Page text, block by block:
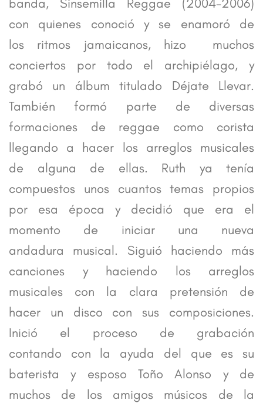
banda, Sinsemilla Reggae (2004-2006)
con quienes conoció y se enamoró de
los ritmos jamaicanos, hizo muchos
conciertos por todo el archipiélago, y
grabó un álbum titulado Déjate Llevar.
También formó parte de diversas
formaciones de reggae como corista
llegando a hacer los arreglos musicales
de alguna de ellas. Ruth ya tenía
compuestos unos cuantos temas propios
por esa época y decidió que era el
momento de iniciar una nueva
andadura musical. Siguió haciendo más
canciones y haciendo los arreglos
musicales con la clara pretensión de
hacer un disco con sus composiciones.
Inició el proceso de grabación
contando con la ayuda del que es su
baterista y esposo Toño Alonso y de
muchos de los amigos músicos de la